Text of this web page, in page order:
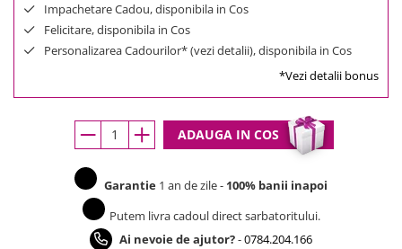
Impachetare Cadou, disponibila in Cos
Felicitare, disponibila in Cos
Personalizarea Cadourilor* (vezi detalii), disponibila in Cos
*Vezi detalii bonus
ADAUGA IN COS
Garantie 1 an de zile - 100% banii inapoi
Putem livra cadoul direct sarbatoritului.
Ai nevoie de ajutor?-0784.204.166